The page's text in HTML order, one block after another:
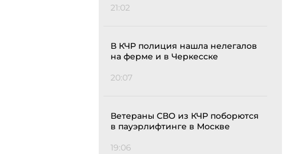
21:02
В КЧР полиция нашла нелегалов
на ферме и в Черкесске
20:07
Ветераны СВО из КЧР поборются
в пауэрлифтинге в Москве
19:06